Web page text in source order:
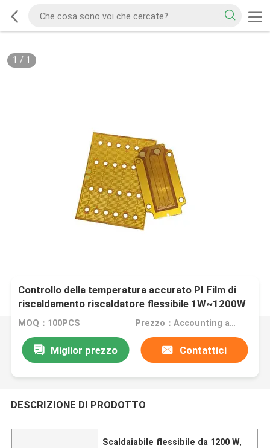
1 / 1
Controllo della temperatura accurato PI Film di
riscaldamento riscaldatore flessibile 1W~1200W
per applicazioni personalizzate
MOQ：100PCS Prezzo：Accounting according to the design drawings
Miglior prezzo Contattici
DESCRIZIONE DI PRODOTTO
Scaldaiabile flessibile da 1200 W,